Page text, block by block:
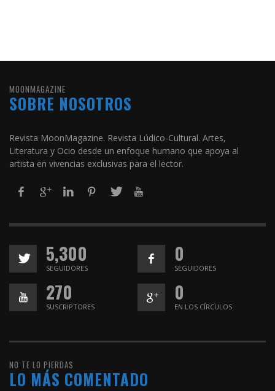
MOONMAGAZINE
SOBRE NOSOTROS
Revista MoonMagazine. Revista Lúdico-Cultural. Artes,
Literatura y Ocio desde un enfoque humano que apoya al
artista en vivencias exclusivas para el lector.
5,300
SEGUIDORES
0
SEGUIDORES
270
SUSCRIPTORES
0
EN LOS CÍRCULOS
NO TE LO PIERDAS
LO MÁS COMENTADO